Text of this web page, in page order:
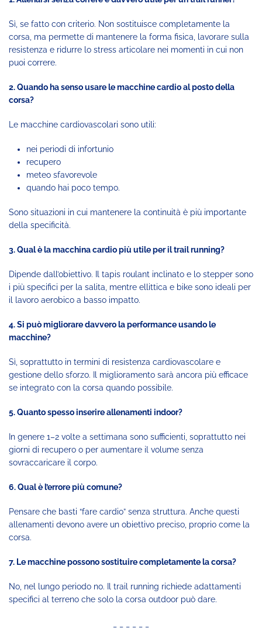
Sì, se fatto con criterio. Non sostituisce completamente la
corsa, ma permette di mantenere la forma fisica, lavorare sulla
resistenza e ridurre lo stress articolare nei momenti in cui non
puoi correre.
2. Quando ha senso usare le macchine cardio al posto della
corsa?
Le macchine cardiovascolari sono utili:
nei periodi di infortunio
recupero
meteo sfavorevole
quando hai poco tempo.
Sono situazioni in cui mantenere la continuità è più importante
della specificità.
3. Qual è la macchina cardio più utile per il trail running?
Dipende dall’obiettivo. Il tapis roulant inclinato e lo stepper sono
i più specifici per la salita, mentre ellittica e bike sono ideali per
il lavoro aerobico a basso impatto.
4. Si può migliorare davvero la performance usando le
macchine?
Sì, soprattutto in termini di resistenza cardiovascolare e
gestione dello sforzo. Il miglioramento sarà ancora più efficace
se integrato con la corsa quando possibile.
5. Quanto spesso inserire allenamenti indoor?
In genere 1–2 volte a settimana sono sufficienti, soprattutto nei
giorni di recupero o per aumentare il volume senza
sovraccaricare il corpo.
6. Qual è l’errore più comune?
Pensare che basti “fare cardio” senza struttura. Anche questi
allenamenti devono avere un obiettivo preciso, proprio come la
corsa.
7. Le macchine possono sostituire completamente la corsa?
No, nel lungo periodo no. Il trail running richiede adattamenti
specifici al terreno che solo la corsa outdoor può dare.